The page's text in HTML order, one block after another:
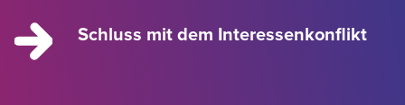
Schluss mit dem Interessenkonflikt